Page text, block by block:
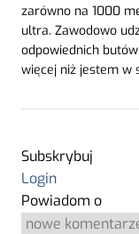
zarówno na 1000
ultra. Zawodowo
odpowiednich
więcej niż jestem w
Subskrybuj
Login
Powiadom o